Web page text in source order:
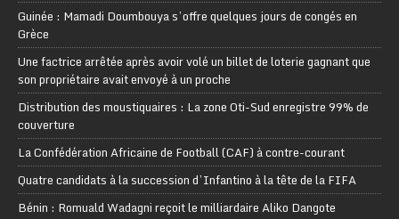
Guinée : Mamadi Doumbouya s’offre quelques jours de congés en
Grèce
Une factrice arrêtée après avoir volé un billet de loterie gagnant que
son propriétaire avait envoyé à un proche
Distribution des moustiquaires : La zone Oti-Sud enregistre 99% de
couverture
La Confédération Africaine de Football (CAF) à contre-courant
Quatre candidats à la succession d’Infantino à la tête de la FIFA
Bénin : Romuald Wadagni reçoit le milliardaire Aliko Dangote